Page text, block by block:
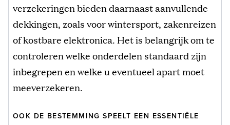
verzekeringen bieden daarnaast aanvullende
dekkingen, zoals voor wintersport, zakenreizen
of kostbare elektronica. Het is belangrijk om te
controleren welke onderdelen standaard zijn
inbegrepen en welke u eventueel apart moet
meeverzekeren.
OOK DE BESTEMMING SPEELT EEN ESSENTIËLE